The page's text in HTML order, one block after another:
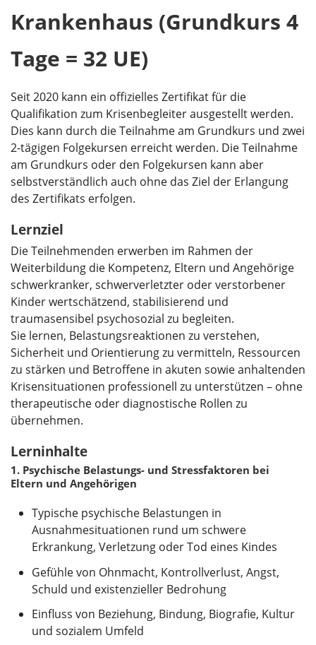
Krankenhaus (Grundkurs 4
Tage = 32 UE)
Seit 2020 kann ein offizielles Zertifikat für die
Qualifikation zum Krisenbegleiter ausgestellt werden.
Dies kann durch die Teilnahme am Grundkurs und zwei
2-tägigen Folgekursen erreicht werden. Die Teilnahme
am Grundkurs oder den Folgekursen kann aber
selbstverständlich auch ohne das Ziel der Erlangung
des Zertifikats erfolgen.
Lernziel
Die Teilnehmenden erwerben im Rahmen der
Weiterbildung die Kompetenz, Eltern und Angehörige
schwerkranker, schwerverletzter oder verstorbener
Kinder wertschätzend, stabilisierend und
traumasensibel psychosozial zu begleiten.
Sie lernen, Belastungsreaktionen zu verstehen,
Sicherheit und Orientierung zu vermitteln, Ressourcen
zu stärken und Betroffene in akuten sowie anhaltenden
Krisensituationen professionell zu unterstützen – ohne
therapeutische oder diagnostische Rollen zu
übernehmen.
Lerninhalte
1. Psychische Belastungs- und Stressfaktoren bei
Eltern und Angehörigen
Typische psychische Belastungen in
Ausnahmesituationen rund um schwere
Erkrankung, Verletzung oder Tod eines Kindes
Gefühle von Ohnmacht, Kontrollverlust, Angst,
Schuld und existenzieller Bedrohung
Einfluss von Beziehung, Bindung, Biografie, Kultur
und sozialem Umfeld